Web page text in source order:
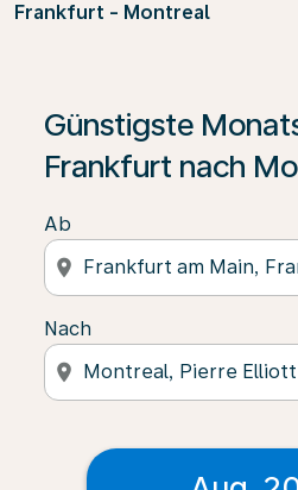
Frankfurt - Montreal
Günstigste
Frankfurt nach
Ab
location_on
Nach
location_on